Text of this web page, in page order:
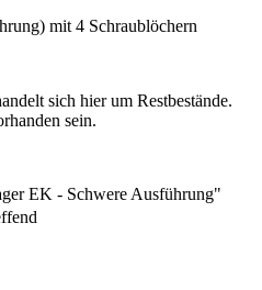
mit 4 Schraublöchern
sich hier um Restbestände.
sein.
EK - Schwere Ausführung"